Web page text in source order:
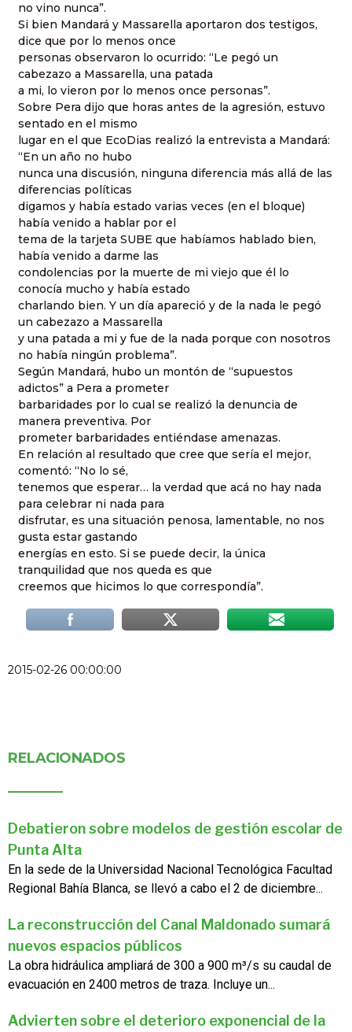
no vino nunca”.
Si bien Mandará y Massarella aportaron dos testigos,
dice que por lo menos once
personas observaron lo ocurrido: “Le pegó un
cabezazo a Massarella, una patada
a mi, lo vieron por lo menos once personas”.
Sobre Pera dijo que horas antes de la agresión, estuvo
sentado en el mismo
lugar en el que EcoDias realizó la entrevista a Mandará:
“En un año no hubo
nunca una discusión, ninguna diferencia más allá de las
diferencias políticas
digamos y había estado varias veces (en el bloque)
había venido a hablar por el
tema de la tarjeta SUBE que habíamos hablado bien,
había venido a darme las
condolencias por la muerte de mi viejo que él lo
conocía mucho y había estado
charlando bien. Y un día apareció y de la nada le pegó
un cabezazo a Massarella
y una patada a mi y fue de la nada porque con nosotros
no había ningún problema”.
Según Mandará, hubo un montón de “supuestos
adictos” a Pera a prometer
barbaridades por lo cual se realizó la denuncia de
manera preventiva. Por
prometer barbaridades entiéndase amenazas.
En relación al resultado que cree que sería el mejor,
comentó: “No lo sé,
tenemos que esperar… la verdad que acá no hay nada
para celebrar ni nada para
disfrutar, es una situación penosa, lamentable, no nos
gusta estar gastando
energías en esto. Si se puede decir, la única
tranquilidad que nos queda es que
creemos que hicimos lo que correspondía”.
2015-02-26 00:00:00
RELACIONADOS
Debatieron sobre modelos de gestión escolar de
Punta Alta
En la sede de la Universidad Nacional Tecnológica Facultad
Regional Bahía Blanca, se llevó a cabo el 2 de diciembre...
La reconstrucción del Canal Maldonado sumará
nuevos espacios públicos
La obra hidráulica ampliará de 300 a 900 m³/s su caudal de
evacuación en 2400 metros de traza. Incluye un...
Advierten sobre el deterioro exponencial de la